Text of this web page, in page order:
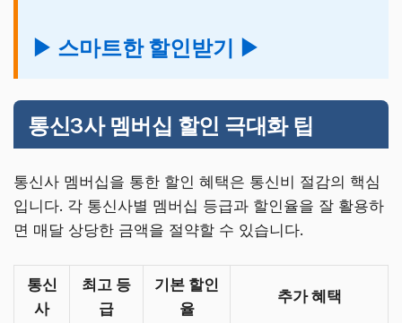
▶ 스마트한 할인받기 ▶
통신3사 멤버십 할인 극대화 팁
통신사 멤버십을 통한 할인 혜택은 통신비 절감의 핵심
입니다. 각 통신사별 멤버십 등급과 할인율을 잘 활용하
면 매달 상당한 금액을 절약할 수 있습니다.
통신
사
최고 등
급
기본 할인
율
추가 혜택